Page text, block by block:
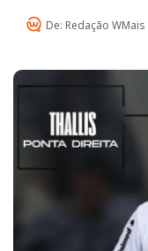
De: Redação WMais